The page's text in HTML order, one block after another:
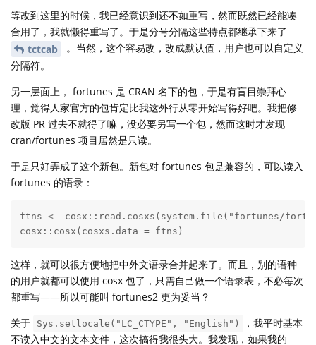
等改到这里的时候，我已经意识到还不如重写，然而既然已经能凑
合用了，我就懒得重写了。于是分号分隔这些特点都继承下来了
tctcab
。当然，这个容易改，改成默认值，用户也可以自定义
分隔符。
另一层面上， fortunes 是 CRAN 名下的包，于是有盲目崇拜心
理，觉得人家官方的包肯定比我这外行从零开始写得好吧。我把修
改版 PR 过去不就得了嘛，没必要另写一个包，然而这时才发现
cran/fortunes 项目居然是只读。
于是只好弄成了这个新包。新包对 fortunes 包是兼容的，可以读入
fortunes 的语录：
ftns <- cosx::read.cosxs(system.file("fortunes/
cosx::cosx(cosxs.data = ftns)
这样，就可以很方便地把中外文语录合并起来了。而且，别的语种
的用户就都可以使用 cosx 包了，只需自己做一个语录表，不必每次
都重写——所以可能叫 fortunes2 更为妥当？
关于
Sys.setlocale("LC_CTYPE", "English")
，我平时基本
不读入中文的文本文件，这次搞得我很头大。我发现，如果我的